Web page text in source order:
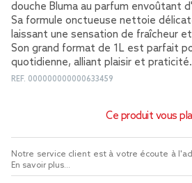
douche Bluma au parfum envoûtant
Sa formule onctueuse nettoie
laissant une sensation de fraîcheur
Son grand format de 1L est parfait
quotidienne, alliant plaisir et praticité.
REF. 000000000000633459
Ce produit vous
Notre service client est à votre écoute à
En savoir plus...